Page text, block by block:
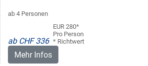
ab 4 Personen
ab CHF 336
EUR 280*
Pro Person
* Richtwert
Mehr Infos